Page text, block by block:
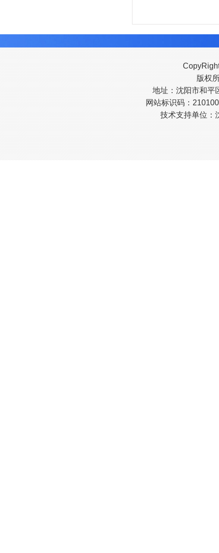
版权
地址：沈阳市和平
网站标识码：
技术支持单位：